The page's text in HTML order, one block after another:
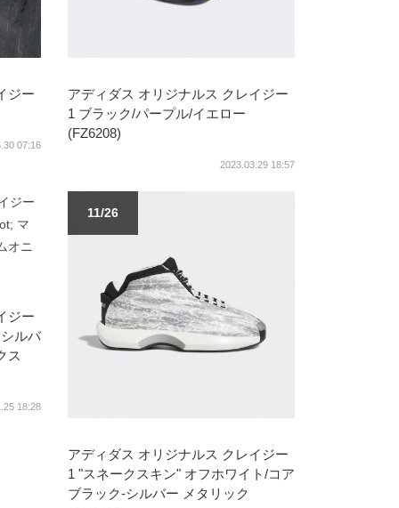
ジー
07:16
アディダス オリジナルス クレイジー
1 ブラック/パープル/イエロー
(FZ6208)
2023.03.29 18:57
ジー
ルバ
ス
18:28
11/26
アディダス オリジナルス クレイジー
1 "スネークスキン" オフホワイト/コア
ブラック-シルバー メタリック